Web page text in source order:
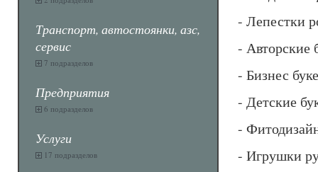
Транспорт, автостоянки, азс,
сервис
7 подразделов
Предприятия
6 подразделов
Услуги
17 подразделов
- Лепестки
- Авторские
- Бизнес
- Детские
-
- Игрушки